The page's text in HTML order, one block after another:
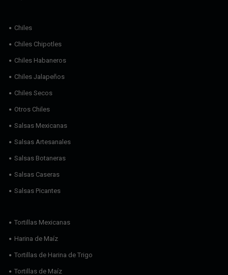
Chiles
Chiles Chipotles
Chiles Habaneros
Chiles Jalapeños
Chiles Secos
Otros Chiles
Salsas Mexicanas
Salsas Artesanales
Salsas Botaneras
Salsas Caseras
Salsas Picantes
Tortillas Mexicanas
Harina de Maíz
Tortillas de Harina de Trigo
Tortillas de Maíz